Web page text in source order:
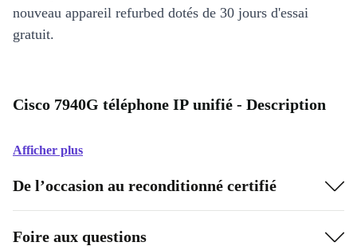
nouveau appareil refurbed dotés de 30 jours d'essai
gratuit.
Cisco 7940G téléphone IP unifié - Description
Afficher plus
De l’occasion au reconditionné certifié
Foire aux questions